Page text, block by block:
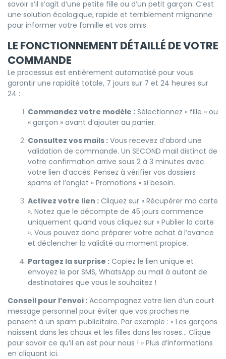
savoir s’il s’agit d’une petite fille ou d’un petit garçon. C’est
une solution écologique, rapide et terriblement mignonne
pour informer votre famille et vos amis.
LE FONCTIONNEMENT DÉTAILLÉ DE VOTRE
COMMANDE
Le processus est entièrement automatisé pour vous
garantir une rapidité totale, 7 jours sur 7 et 24 heures sur
24 :
Commandez votre modèle : Sélectionnez « fille » ou
« garçon » avant d’ajouter au panier.
Consultez vos mails : Vous recevez d’abord une
validation de commande. Un SECOND mail distinct de
votre confirmation arrive sous 2 à 3 minutes avec
votre lien d’accès. Pensez à vérifier vos dossiers
spams et l’onglet « Promotions » si besoin.
Activez votre lien : Cliquez sur « Récupérer ma carte
». Notez que le décompte de 45 jours commence
uniquement quand vous cliquez sur « Publier la carte
». Vous pouvez donc préparer votre achat à l’avance
et déclencher la validité au moment propice.
Partagez la surprise : Copiez le lien unique et
envoyez le par SMS, WhatsApp ou mail à autant de
destinataires que vous le souhaitez !
Conseil pour l’envoi : Accompagnez votre lien d’un court
message personnel pour éviter que vos proches ne
pensent à un spam publicitaire. Par exemple : « Les garçons
naissent dans les choux et les filles dans les roses… Clique
pour savoir ce qu’il en est pour nous ! » Plus d’informations
en cliquant ici.